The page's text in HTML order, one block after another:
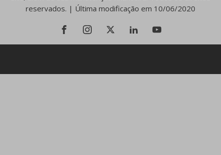
reservados. | Última modificação em 10/06/2020